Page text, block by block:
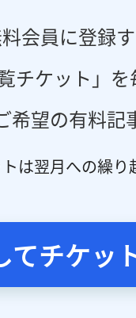
会員に登録
チケット」
希望の有料記
は翌月への繰り
てチケッ